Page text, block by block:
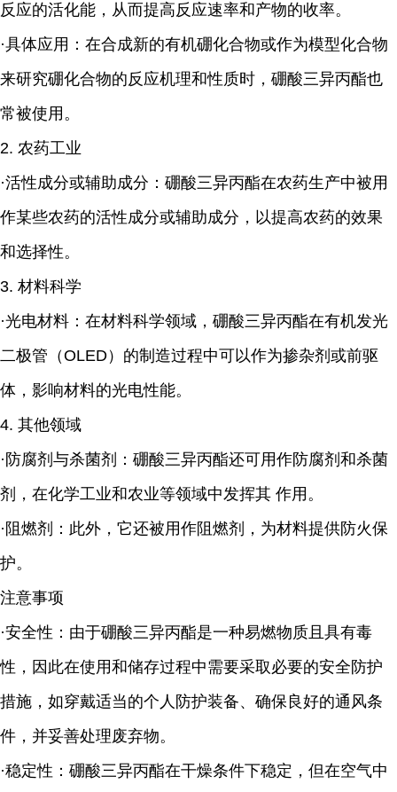
反应的活化能，从而提高反应速率和产物的收率。
·具体应用：在合成新的有机硼化合物或作为模型化合物
来研究硼化合物的反应机理和性质时，硼酸三异丙酯也
常被使用。
2. 农药工业
·活性成分或辅助成分：硼酸三异丙酯在农药生产中被用
作某些农药的活性成分或辅助成分，以提高农药的效果
和选择性。
3. 材料科学
·光电材料：在材料科学领域，硼酸三异丙酯在有机发光
二极管（OLED）的制造过程中可以作为掺杂剂或前驱
体，影响材料的光电性能。
4. 其他领域
·防腐剂与杀菌剂：硼酸三异丙酯还可用作防腐剂和杀菌
剂，在化学工业和农业等领域中发挥其 作用。
·阻燃剂：此外，它还被用作阻燃剂，为材料提供防火保
护。
注意事项
·安全性：由于硼酸三异丙酯是一种易燃物质且具有毒
性，因此在使用和储存过程中需要采取必要的安全防护
措施，如穿戴适当的个人防护装备、确保良好的通风条
件，并妥善处理废弃物。
·稳定性：硼酸三异丙酯在干燥条件下稳定，但在空气中